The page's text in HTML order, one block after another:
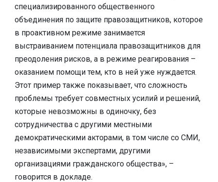
специализированного общественного
объединения по защите правозащитников, которое
в проактивном режиме занимается
выстраиванием потенциала правозащитников для
преодоления рисков, а в режиме реагирования –
оказанием помощи тем, кто в ней уже нуждается.
Этот пример также показывает, что сложность
проблемы требует совместных усилий и решений,
которые невозможны в одиночку, без
сотрудничества с другими местными
демократическими акторами, в том числе со СМИ,
независимыми экспертами, другими
организациями гражданского общества», –
говорится в докладе.